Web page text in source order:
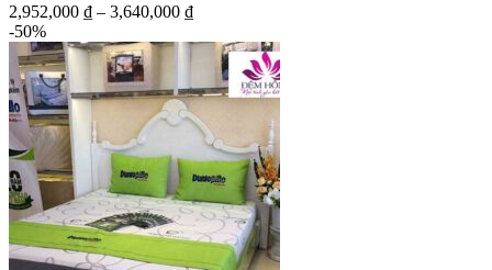
2,952,000 ₫ – 3,640,000 ₫
-50%